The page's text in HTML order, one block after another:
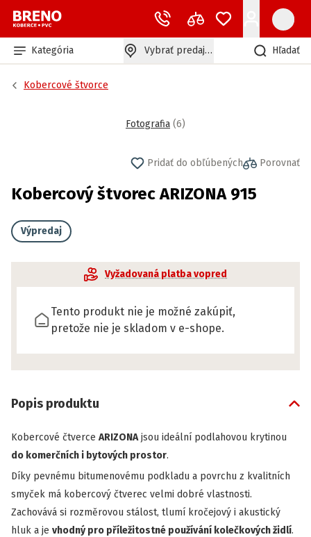
Kategória Vybrať predajňu Hľadať
Kobercové štvorce
Fotografia (6)
Pridať do obľúbených Porovnať
Kobercový štvorec ARIZONA 915
Výpredaj
Vyžadovaná platba vopred
Tento produkt nie je možné zakúpiť,
pretože nie je skladom v e-shope.
Popis produktu
Kobercové čtverce ARIZONAjsou ideální podlahovou krytinou
do komerčních i bytových prostor.
Díky pevnému bitumenovému podkladu a povrchu z kvalitních
smyček má kobercový čtverec velmi dobré vlastnosti.
Zachovává si rozměrovou stálost, tlumí kročejový i akustický
hluk a je vhodný pro příležitostné používání kolečkových židlí.